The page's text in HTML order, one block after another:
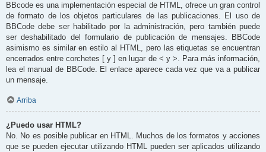
BBcode es una implementación especial de HTML, ofrece un gran control
de formato de los objetos particulares de las publicaciones. El uso de
BBCode debe ser habilitado por la administración, pero también puede
ser deshabilitado del formulario de publicación de mensajes. BBCode
asimismo es similar en estilo al HTML, pero las etiquetas se encuentran
encerrados entre corchetes [ y ] en lugar de < y >. Para más información,
lea el manual de BBCode. El enlace aparece cada vez que va a publicar
un mensaje.
Arriba
¿Puedo usar HTML?
No. No es posible publicar en HTML. Muchos de los formatos y acciones
que se pueden ejecutar utilizando HTML pueden ser aplicados utilizando